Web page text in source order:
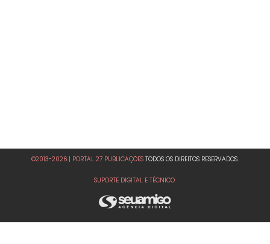
©2013-2026 | PORTAL 27 PUBLICAÇÕES TODOS OS DIREITOS RESERVADOS.
SUPORTE DIGITAL E TÉCNICO: